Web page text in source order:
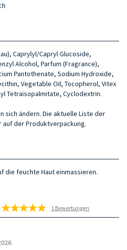
Caprylyl/Capryl Glucoside,
Alcohol, Parfum (Fragrance),
Pantothenate, Sodium Hydroxide,
Vegetable Oil, Tocopherol, Vitex
Tetraisopalmitate, Cyclodextrin.
sich ändern. Die aktuelle Liste der
der Produktverpackung.
die feuchte Haut einmassieren.
1 Bewertungen